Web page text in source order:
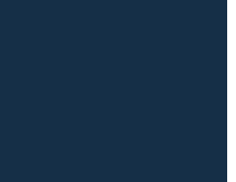
aj týmto sponzorom